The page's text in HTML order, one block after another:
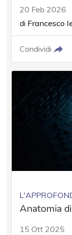
20 Feb 2026
di Francesco
Condividi
Anatomia
15 Ott 2025